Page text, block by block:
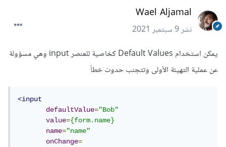
Wael Aljamal
نشر9 سبتمبر 2021
يمكن استخدام Default Values كخاصية للعنصر input وهي مسؤولة
عن عملية التهيئة الأولى وتتجنب حدوث خطأ
<input
defaultValue="Bob"
value={form.name}
name="name"
onChange=